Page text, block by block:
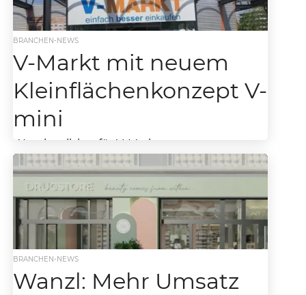
Mitarbeitende...
BRANCHEN-NEWS
V-Markt mit neuem
Kleinflächenkonzept V-
mini
Wanzl realisiert für V-Markt
Kleinflächenkonzept – Großflächenbetreiber
eröffnet ersten V-mini in Kaufbeuren Die
bayerische Einzelhandelsfirma Georg Jos.
Kaes GmbH, Betreiberin der V-Märkte und...
BRANCHEN-NEWS
Wanzl: Mehr Umsatz